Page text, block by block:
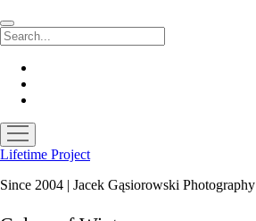
Search
open
menu
Lifetime Project
Since 2004 | Jacek Gąsiorowski Photography